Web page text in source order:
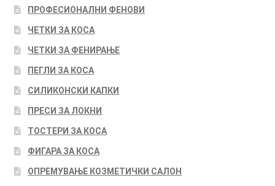
ПРОФЕСИОНАЛНИ ФЕНОВИ
ЧЕТКИ ЗА КОСА
ЧЕТКИ ЗА ФЕНИРАЊЕ
ПЕГЛИ ЗА КОСА
СИЛИКОНСКИ КАПКИ
ПРЕСИ ЗА ЛОКНИ
ТОСТЕРИ ЗА КОСА
ФИГАРА ЗА КОСА
ОПРЕМУВАЊЕ КОЗМЕТИЧКИ САЛОН